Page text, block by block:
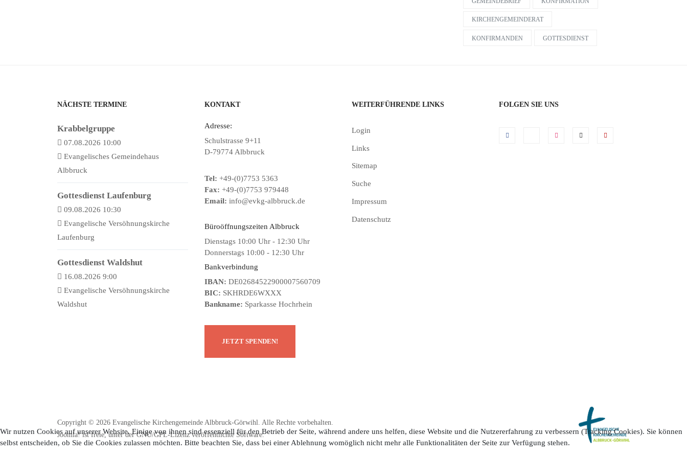
KIRCHENGEMEINDERAT
KONFIRMANDEN GOTTESDIENST
NÄCHSTE TERMINE
Krabbelgruppe
07.08.2026 10:00
Evangelisches Gemeindehaus
Albbruck
Gottesdienst Laufenburg
09.08.2026 10:30
Evangelische Versöhnungskirche
Laufenburg
Gottesdienst Waldshut
16.08.2026 9:00
Evangelische Versöhnungskirche
Waldshut
KONTAKT
Adresse:
Schulstrasse 9+11
D-79774 Albbruck
Tel: +49-(0)7753 5363
Fax: +49-(0)7753 979448
Email: info@evkg-albbruck.de
Büroöffnungszeiten Albbruck
Dienstags 10:00 Uhr - 12:30 Uhr
Donnerstags 10:00 - 12:30 Uhr
Bankverbindung
IBAN: DE02684522900007560709
BIC: SKHRDE6WXXX
Bankname: Sparkasse Hochrhein
WEITERFÜHRENDE LINKS
Login
Links
Sitemap
Suche
Impressum
Datenschutz
FOLGEN SIE UNS
Copyright © 2026 Evangelische Kirchengemeinde Albbruck-Görwihl. Alle Rechte vorbehalten.
Joomla!ist freie, unter derGNU/GPL-Lizenzveröffentlichte Software.
Wir nutzen Cookies auf unserer Website. Einige von ihnen sind essenziell für den Betrieb der Seite, während andere uns helfen, diese Website und die Nutzererfahrung zu verbessern (Tracking Cookies). Sie können
selbst entscheiden, ob Sie die Cookies zulassen möchten. Bitte beachten Sie, dass bei einer Ablehnung womöglich nicht mehr alle Funktionalitäten der Seite zur Verfügung stehen.